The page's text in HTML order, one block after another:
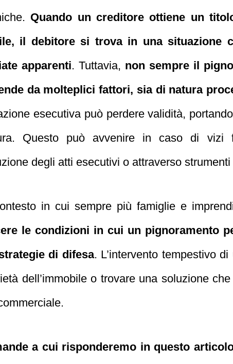
Quando un creditore ottiene un
il debitore si trova in una situazione
apparenti. Tuttavia, non sempre il
da molteplici fattori, sia di natura
esecutiva può perdere validità,
Questo può avvenire in caso di vizi
degli atti esecutivi o attraverso
in cui sempre più famiglie e
le condizioni in cui un pignoramento
di difesa. L’intervento tempestivo
dell’immobile o trovare una soluzione
a cui risponderemo in questo